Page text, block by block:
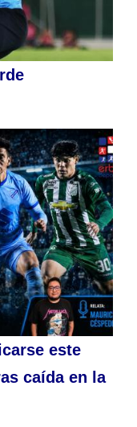
este
caída en la